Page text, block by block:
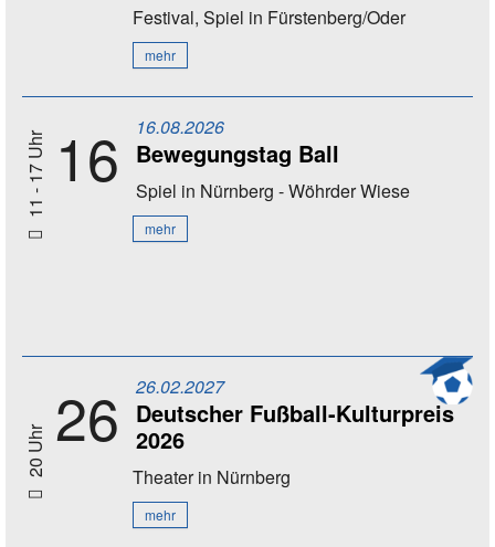
Festival, Spiel in Fürstenberg/Oder
mehr
11 - 17 Uhr 16 16.08.2026
Bewegungstag Ball
Spiel in Nürnberg - Wöhrder Wiese
mehr
20 Uhr 26 26.02.2027
Deutscher Fußball-Kulturpreis
2026
Theaterin Nürnberg
mehr